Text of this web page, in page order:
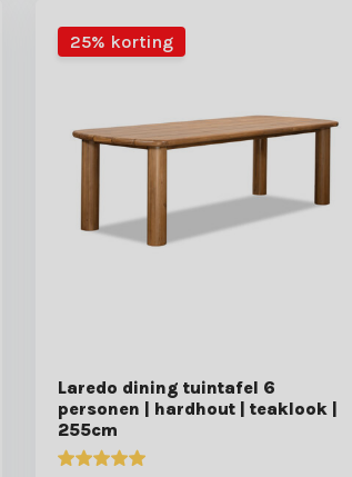
25% korting
Laredo dining tuintafel 6
personen | hardhout | teaklook |
255cm